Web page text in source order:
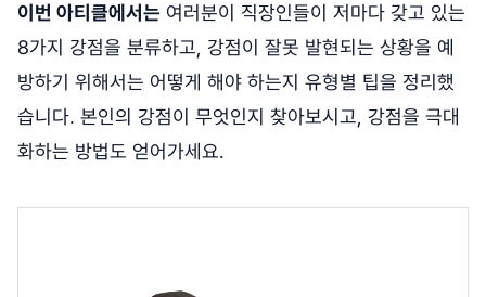
이번 아티클에서는 여러분이 직장인들이 저마다 갖고 있는
8가지 강점을 분류하고, 강점이 잘못 발현되는 상황을 예
방하기 위해서는 어떻게 해야 하는지 유형별 팁을 정리했
습니다. 본인의 강점이 무엇인지 찾아보시고, 강점을 극대
화하는 방법도 얻어가세요.